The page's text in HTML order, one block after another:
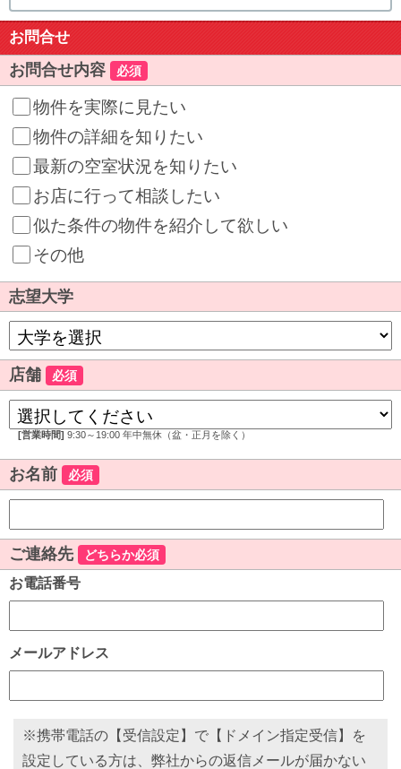
お問合せ
お問合せ内容 必須
物件を実際に見たい
物件の詳細を知りたい
最新の空室状況を知りたい
お店に行って相談したい
似た条件の物件を紹介して欲しい
その他
志望大学
店舗 必須
[営業時間] 9:30～19:00 年中無休（盆・正月を除く）
お名前 必須
ご連絡先 どちらか必須
お電話番号
メールアドレス
※携帯電話の【受信設定】で【ドメイン指定受信】を
設定している方は、弊社からの返信メールが届かない